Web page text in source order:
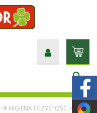
search
HIGIENA I CZYSTOŚĆ
HAC